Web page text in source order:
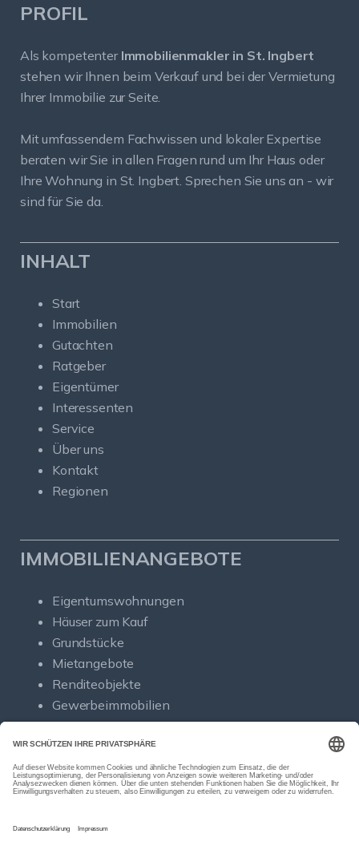
PROFIL
Als kompetenter Immobilienmakler in St. Ingbert
stehen wir Ihnen beim Verkauf und bei der Vermietung
Ihrer Immobilie zur Seite.
Mit umfassendem Fachwissen und lokaler Expertise
beraten wir Sie in allen Fragen rund um Ihr Haus oder
Ihre Wohnung in St. Ingbert. Sprechen Sie uns an - wir
sind für Sie da.
INHALT
Start
Immobilien
Gutachten
Ratgeber
Eigentümer
Interessenten
Service
Über uns
Kontakt
Regionen
IMMOBILIENANGEBOTE
Eigentumswohnungen
Häuser zum Kauf
Grundstücke
Mietangebote
Renditeobjekte
Gewerbeimmobilien
© Sold Immobilien
Powered by Immonia GmbH